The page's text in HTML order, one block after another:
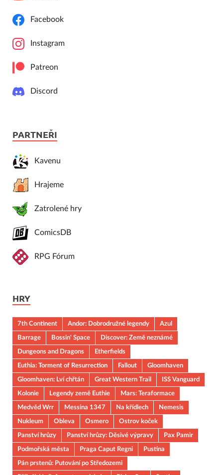
Facebook
Instagram
Patreon
Discord
PARTNEŘI
Kavenu
Hrajeme
Zatrolené hry
ComicsDB
RPG Fórum
HRY
7th Continent Andor: Dobrodružné legendy
Azul
Barrage
Bossin' Space
Discover: Země neznámé
Dungeons and Dragons
Etherfields
Euthia: Torment of Resurrection
Fallout
Gloomhaven
Gloomhaven: Lví chřtán
Great Western Trail
ISS Vanguard
Kolonie
Legendy země Euthie
Mars: Teraformace
Medvěd Wrr
Messina 1347 Na křídlech
Nemesis
Nukleum
Obleva Osmero
Ostrov koček
Panství hrůzy
Panství hrůzy: Děsivé výpravy
Pax Pamir
Podmořská města
Praga Caput Regni
Pustina
Pán prstenů: Putování po Středozemi